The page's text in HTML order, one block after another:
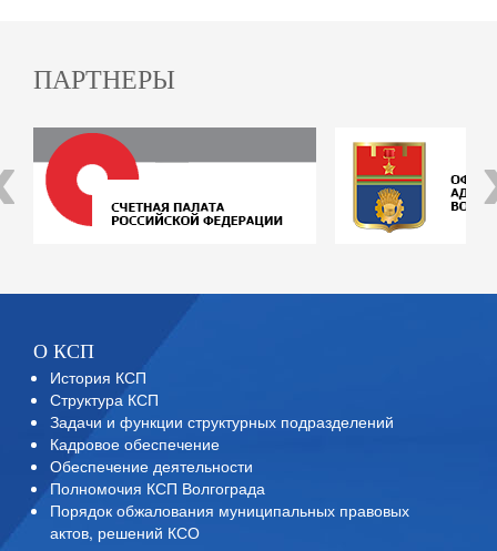
ПАРТНЕРЫ
О КСП
История КСП
Структура КСП
Задачи и функции структурных подразделений
Кадровое обеспечение
Обеспечение деятельности
Полномочия КСП Волгограда
Порядок обжалования муниципальных правовых
актов, решений КСО